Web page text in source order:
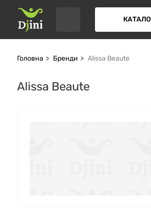
Головна Бренди Alissa Beaute
Alissa Beaute